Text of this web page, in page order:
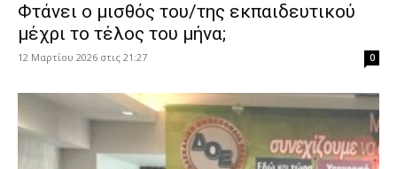
Φτάνει ο μισθός του/της εκπαιδευτικού
μέχρι το τέλος του μήνα;
12 Μαρτίου 2026 στις 21:27 0